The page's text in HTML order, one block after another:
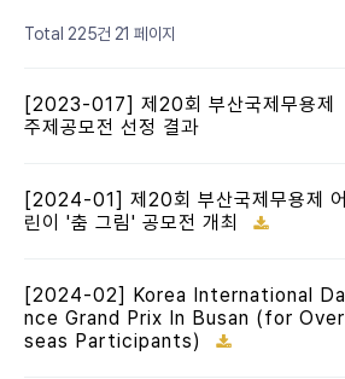
Total 225건 21 페이지
[2023-017] 제20회 부산국제무용제
주제공모전 선정 결과
[2024-01] 제20회 부산국제무용제 어
린이 '춤 그림' 공모전 개최
[2024-02] Korea International Da
nce Grand Prix In Busan (for Over
seas Participants)